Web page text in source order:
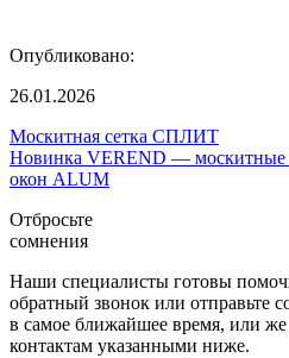
Опубликовано:
26.01.2026
Москитная сетка СПЛИТ
Новинка VEREND — москитные
окон ALUM
Отбросьте
сомнения
Наши специалисты готовы
обратный звонок или отправьте
в самое ближайшее время, или
контактам указанными ниже.